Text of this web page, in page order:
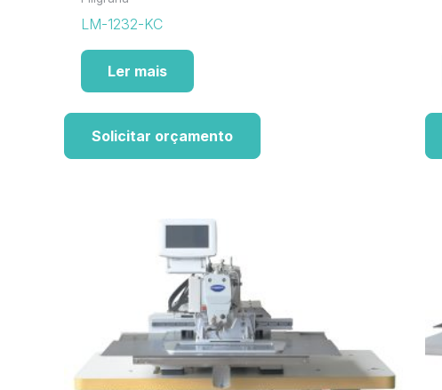
LM-1232-KC
Ler mais
Solicitar orçamento